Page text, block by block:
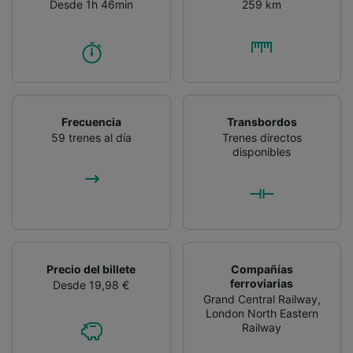
Desde 1h 46min
259 km
Frecuencia
59 trenes al día
Transbordos
Trenes directos
disponibles
Precio del billete
Desde 19,98 €
Compañías
ferroviarias
Grand Central Railway,
London North Eastern
Railway